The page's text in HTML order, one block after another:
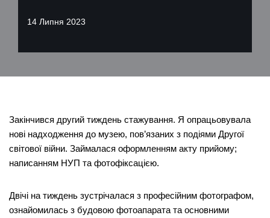
14 Липня 2023
Закінчився другий тиждень стажування. Я опрацьовувала
нові надходження до музею, пов’язаних з подіями Другої
світової війни. Займалася оформленням акту прийому;
написанням НУП та фотофіксацією.
Двічі на тиждень зустрічалася з професійним фотографом,
ознайомилась з будовою фотоапарата та основними